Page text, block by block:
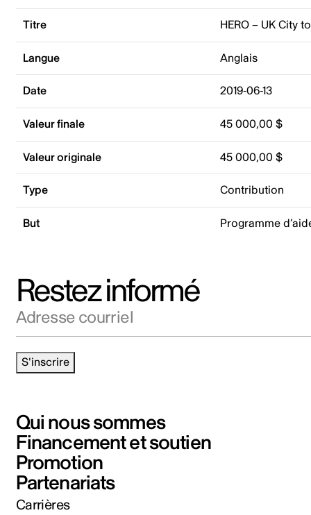
Titre HERO – UK City
Langue Anglais
Date 2019-06-13
Valeur finale 45 000,00 $
Valeur originale 45 000,00 $
Type Contribution
But Programme
Restez informé
S'inscrire
Qui nous sommes
Financement et soutien
Promotion
Partenariats
Carrières